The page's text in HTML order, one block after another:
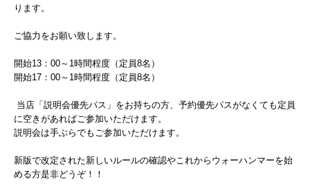
ります。
ご協力をお願い致します。
開始13：00～1時間程度（定員8名）
開始17：00～ 1時間程度（定員8名）
当店「説明会優先パス」をお持ちの方、予約優先パスがなくても定員
に空きがあればご参加いただけます。
説明会は手ぶらでもご参加いただけます。
新版で改定された新しいルールの確認やこれからウォーハンマーを始
める方是非どうぞ！！